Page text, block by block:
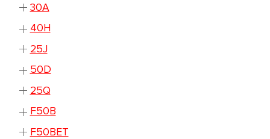
30A
40H
25J
50D
25Q
F50B
F50BET